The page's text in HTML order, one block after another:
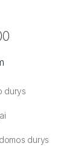
durys
durys